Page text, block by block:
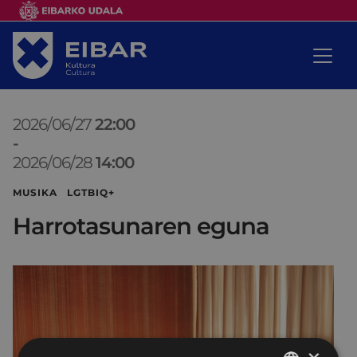
2026/06/2722:00
-
2026/06/2814:00
MUSIKA LGTBIQ+
Harrotasunaren eguna